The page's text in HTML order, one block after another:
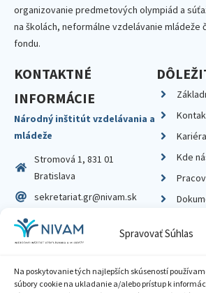
Spravovať Súhlas
Na poskytovanie tých najlepších skúseností
súbory cookie na ukladanie a/alebo prístup k
organizovanie predmetových olympiád a
na školách, neformálne vzdelávanie mládeže
fondu.
KONTAKTNÉ
INFORMÁCIE
Národný inštitút vzdelávania a
mládeže
Stromová 1, 831 01
Bratislava
sekretariat.gr@nivam.sk
IČO: 00164348
DIČ: 2020798714
Kariéra
Kde